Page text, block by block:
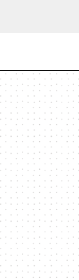
技
►
家
居
生